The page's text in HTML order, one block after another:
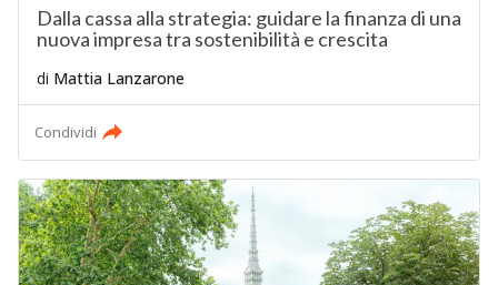
Dalla cassa alla strategia: guidare la finanza di una
nuova impresa tra sostenibilità e crescita
di Mattia Lanzarone
Condividi